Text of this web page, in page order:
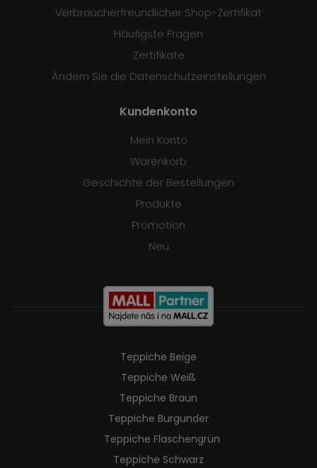
Verbraucherfreundlicher Shop-Zertifikat
Häufigste Fragen
Zertifikate
Ändern Sie die Datenschutzeinstellungen
Kundenkonto
Mein Konto
Warenkorb
Geschichte der Bestellungen
Produkte
Promotion
Neu
Teppiche Beige
Teppiche Weiß
Teppiche Braun
Teppiche Burgunder
Teppiche Flaschengrün
Teppiche Schwarz